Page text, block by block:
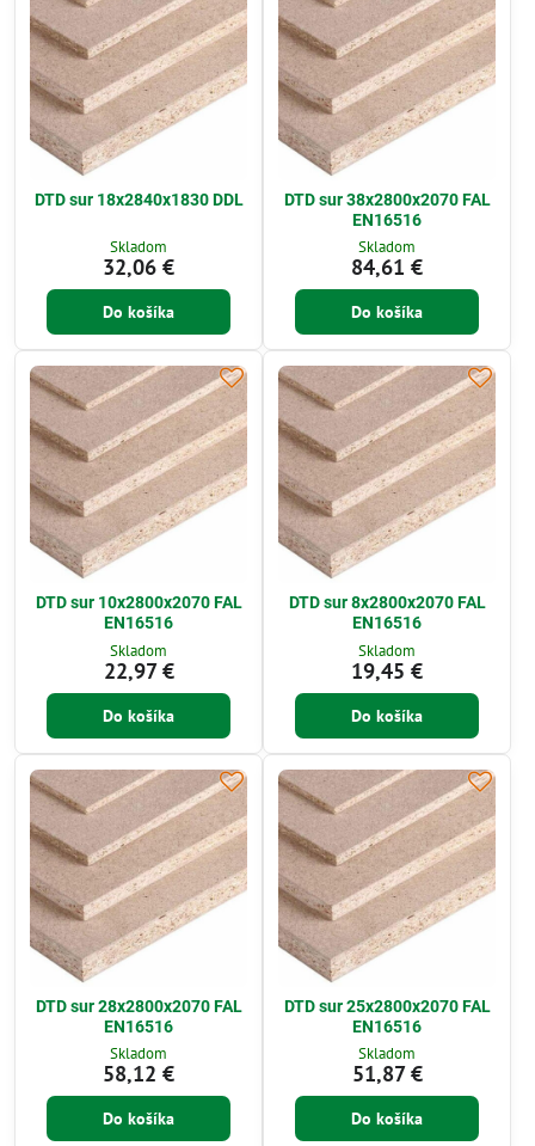
DTD sur 18x2840x1830 DDL
Skladom
32,06 €
Do košíka
DTD sur 38x2800x2070 FAL
EN16516
Skladom
84,61 €
Do košíka
DTD sur 10x2800x2070 FAL
EN16516
Skladom
22,97 €
Do košíka
DTD sur 8x2800x2070 FAL
EN16516
Skladom
19,45 €
Do košíka
DTD sur 28x2800x2070 FAL
EN16516
Skladom
58,12 €
Do košíka
DTD sur 25x2800x2070 FAL
EN16516
Skladom
51,87 €
Do košíka